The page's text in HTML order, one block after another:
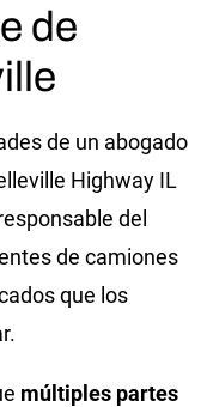
de
de un abogado
Highway IL
del
de camiones
que los
múltiples partes